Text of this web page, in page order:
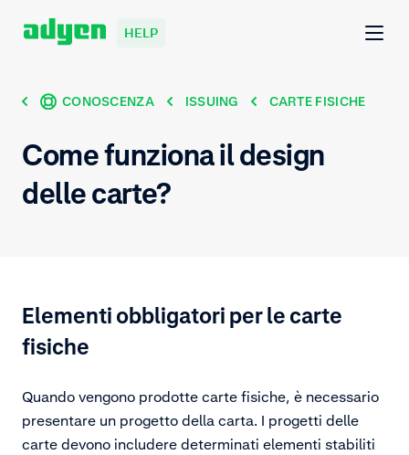
HELP
CONOSCENZA ISSUING CARTE FISICHE
Come funziona il design
delle carte?
Elementi obbligatori per le carte
fisiche
Quando vengono prodotte carte fisiche, è necessario
presentare un progetto della carta. I progetti delle
carte devono includere determinati elementi stabiliti